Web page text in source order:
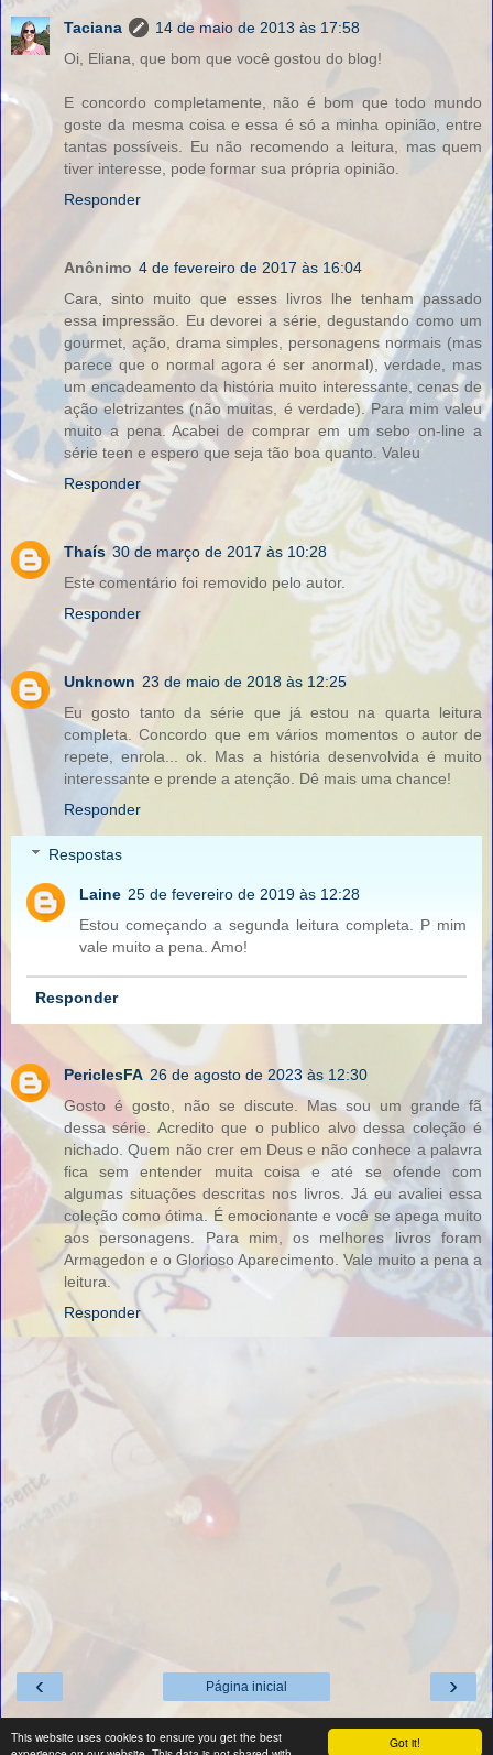
Got it!
This website uses cookies to ensure you get the best
Taciana
14 de maio de 2013 às 17:58
Oi, Eliana, que bom que você gostou do blog!
E concordo completamente, não é bom que todo mundo
goste da mesma coisa e essa é só a minha opinião, entre
tantas possíveis. Eu não recomendo a leitura, mas quem
tiver interesse, pode formar sua própria opinião.
Responder
Anônimo 4 de fevereiro de 2017 às 16:04
Cara, sinto muito que esses livros lhe tenham passado
essa impressão. Eu devorei a série, degustando como um
gourmet, ação, drama simples, personagens normais (mas
parece que o normal agora é ser anormal), verdade, mas
um encadeamento da história muito interessante, cenas de
ação eletrizantes (não muitas, é verdade). Para mim valeu
muito a pena. Acabei de comprar em um sebo on-line a
série teen e espero que seja tão boa quanto. Valeu
Responder
Thaís 30 de março de 2017 às 10:28
Este comentário foi removido pelo autor.
Responder
Unknown 23 de maio de 2018 às 12:25
Eu gosto tanto da série que já estou na quarta leitura
completa. Concordo que em vários momentos o autor de
repete, enrola... ok. Mas a história desenvolvida é muito
interessante e prende a atenção. Dê mais uma chance!
Responder
Respostas
Laine 25 de fevereiro de 2019 às 12:28
Estou começando a segunda leitura completa. P mim
vale muito a pena. Amo!
Responder
PericlesFA 26 de agosto de 2023 às 12:30
Gosto é gosto, não se discute. Mas sou um grande fã
dessa série. Acredito que o publico alvo dessa coleção é
nichado. Quem não crer em Deus e não conhece a palavra
fica sem entender muita coisa e até se ofende com
algumas situações descritas nos livros. Já eu avaliei essa
coleção como ótima. É emocionante e você se apega muito
aos personagens. Para mim, os melhores livros foram
Armagedon e o Glorioso Aparecimento. Vale muito a pena a
leitura.
Responder
‹ ›
Página inicial